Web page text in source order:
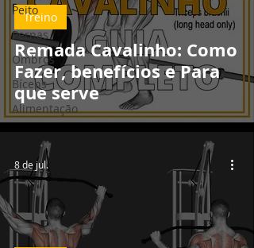
Peito
Pernas
Ombros
Bíceps
Alimentação
Remada Cavalinho: Como
Fazer, benefícios e Para
que serve
Treino
8 de jul.